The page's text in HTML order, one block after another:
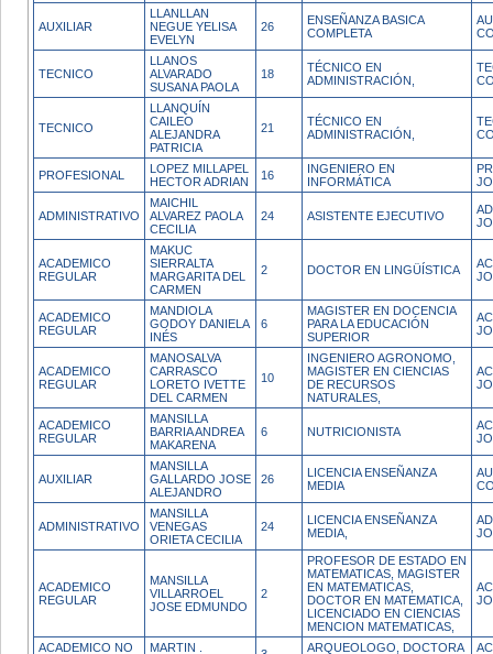
AUXILIAR
LLANLLAN
NEGUE YELISA
EVELYN
26
ENSEÑANZA BASICA
COMPLETA
TECNICO
LLANOS
ALVARADO
SUSANA PAOLA
18
TÉCNICO EN
ADMINISTRACIÓN,
TECNICO
LLANQUÍN
CAILEO
ALEJANDRA
PATRICIA
21
TÉCNICO EN
ADMINISTRACIÓN,
PROFESIONAL
LOPEZ MILLAPEL
HECTOR ADRIAN
16
INGENIERO EN
INFORMÁTICA
ADMINISTRATIVO
MAICHIL
ALVAREZ PAOLA
CECILIA
24 ASISTENTE EJECUTIVO
ACADEMICO
REGULAR
MAKUC
SIERRALTA
MARGARITA DEL
CARMEN
2 DOCTOR EN LINGÜÍSTICA
ACADEMICO
REGULAR
MANDIOLA
GODOY DANIELA
INÉS
6
MAGISTER EN DOCENCIA
PARA LA EDUCACIÓN
SUPERIOR
ACADEMICO
REGULAR
MANOSALVA
CARRASCO
LORETO IVETTE
DEL CARMEN
10
INGENIERO AGRONOMO,
MAGISTER EN CIENCIAS
DE RECURSOS
NATURALES,
ACADEMICO
REGULAR
MANSILLA
BARRIA ANDREA
MAKARENA
6 NUTRICIONISTA
AUXILIAR
MANSILLA
GALLARDO JOSE
ALEJANDRO
26
LICENCIA ENSEÑANZA
MEDIA
ADMINISTRATIVO
MANSILLA
VENEGAS
ORIETA CECILIA
24
LICENCIA ENSEÑANZA
MEDIA,
ACADEMICO
REGULAR
MANSILLA
VILLARROEL
JOSE EDMUNDO
2
PROFESOR DE ESTADO EN
MATEMATICAS, MAGISTER
EN MATEMATICAS,
DOCTOR EN MATEMATICA,
LICENCIADO EN CIENCIAS
MENCION MATEMATICAS,
ACADEMICO NO MARTIN . ARQUEOLOGO, DOCTORA